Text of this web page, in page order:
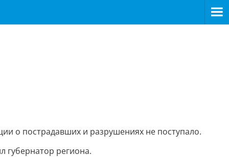
о пострадавших и разрушениях не поступало.
региона.